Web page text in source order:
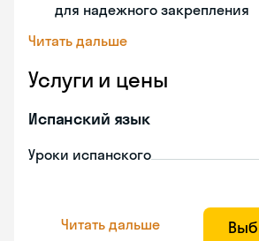
для надежного закрепления
Читать дальше
Услуги и цены
Испанский язык
Уроки испанского
Читать дальше